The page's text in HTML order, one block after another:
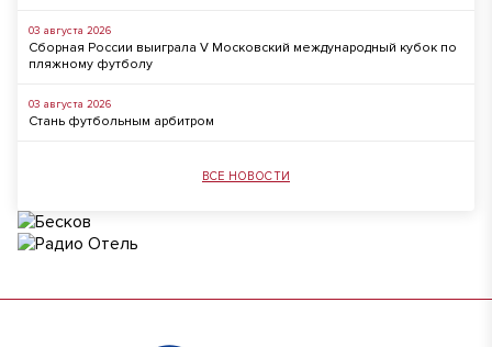
03 августа 2026
Сборная России выиграла V Московский международный кубок по
пляжному футболу
03 августа 2026
Стань футбольным арбитром
ВСЕ НОВОСТИ